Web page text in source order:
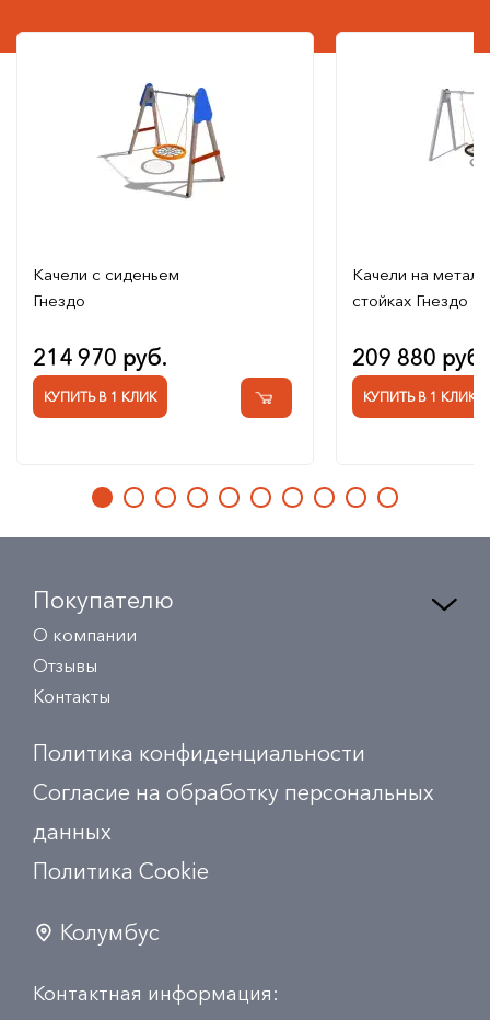
Качели с сиденьем
Гнездо
214 970 руб.
КУПИТЬ В 1 КЛИК
Качели на
стойках Гнездо
209 880 руб.
КУПИТЬ В 1 КЛИК
Покупателю
О компании
Отзывы
Контакты
Политика конфиденциальности
Согласие на обработку персональных
данных
Политика Сookie
Колумбус
Контактная информация: